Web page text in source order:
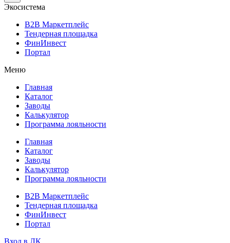
Экосистема
B2B Маркетплейс
Тендерная площадка
ФинИнвест
Портал
Меню
Главная
Каталог
Заводы
Калькулятор
Программа лояльности
Главная
Каталог
Заводы
Калькулятор
Программа лояльности
B2B Маркетплейс
Тендерная площадка
ФинИнвест
Портал
Вход в ЛК